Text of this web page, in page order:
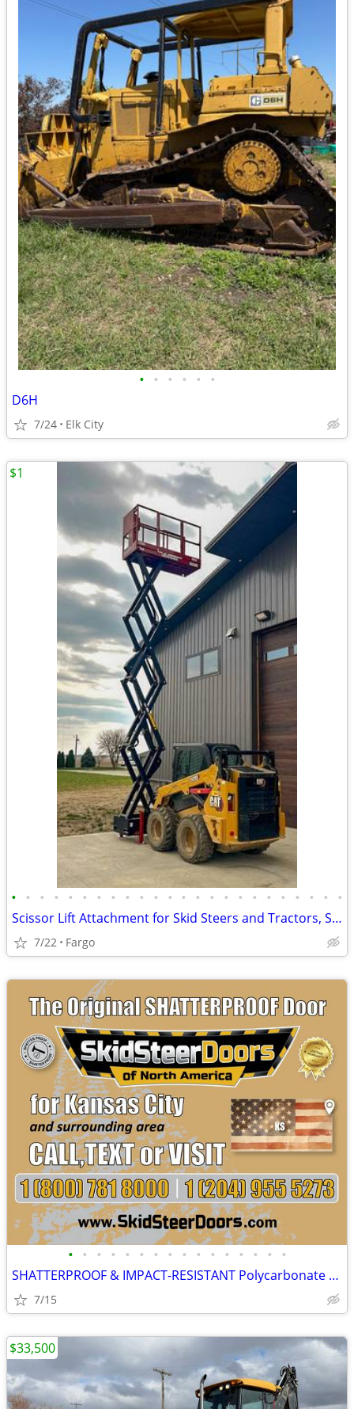
• • • • • •
D6H
7/24 Elk City
• • • • • • • • • • • • • • • • • • • • • • • •
Scissor Lift Attachment for Skid Steers and Tractors, Skid-Lift
7/22 Fargo
$1
• • • • • • • • • • • • • • • •
SHATTERPROOF & IMPACT-RESISTANT Polycarbonate Skid Steer Door Kits
7/15
$33,500